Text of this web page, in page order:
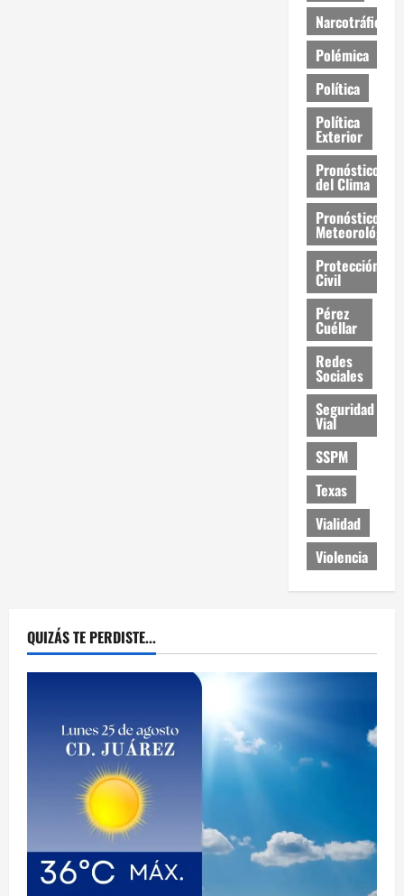
Narcotráfico
Polémica
Política
Política
Exterior
Pronóstico
del Clima
Pronóstico
Meteorológico
Protección
Civil
Pérez
Cuéllar
Redes
Sociales
Seguridad
Vial
SSPM
Texas
Vialidad
Violencia
QUIZÁS TE PERDISTE...